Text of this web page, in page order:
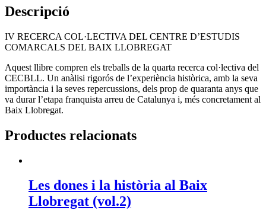
Descripció
IV RECERCA COL·LECTIVA DEL CENTRE D’ESTUDIS
COMARCALS DEL BAIX LLOBREGAT
Aquest llibre compren els treballs de la quarta recerca col·lectiva del
CECBLL. Un anàlisi rigorós de l’experiència històrica, amb la seva
importància i la seves repercussions, dels prop de quaranta anys que
va durar l’etapa franquista arreu de Catalunya i, més concretament al
Baix Llobregat.
Productes relacionats
Les dones i la història al Baix
Llobregat (vol.2)